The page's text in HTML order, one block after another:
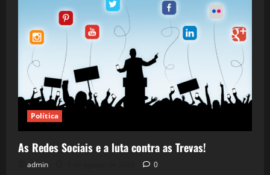
Política
As Redes Sociais e a luta contra as Trevas!
admin 0